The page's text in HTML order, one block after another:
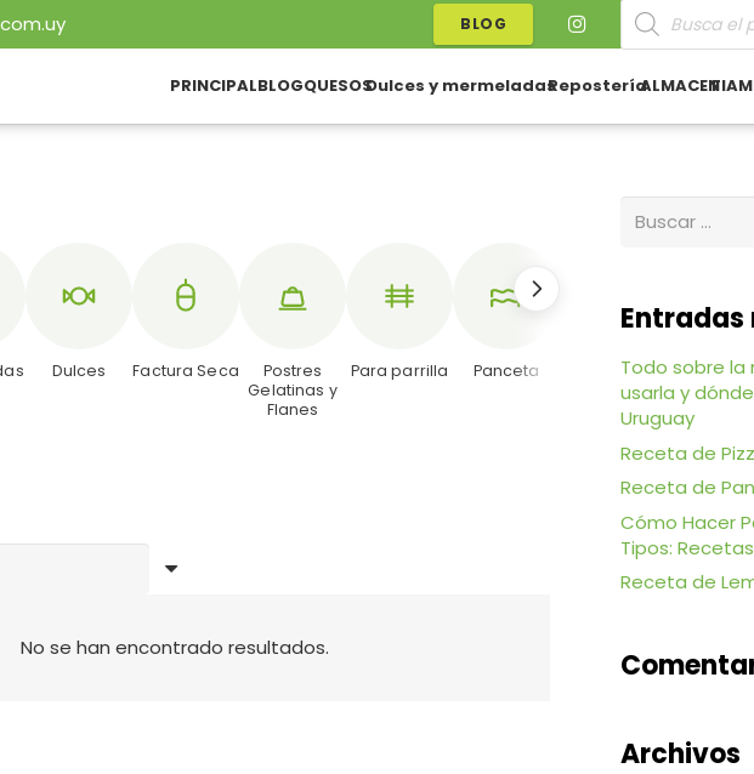
BLOG
Búsqueda
de
productos
PRINCIPALBLOGQUESOSDulces y mermeladasReposteríaALMACEN
Dulces Factura Seca
Postres
Gelatinas y
Flanes
Para parrilla Panceta Dieteticos Masas
No se han encontrado resultados.
Buscar:
Entradas
Todo sobre la
usarla y
Uruguay
Receta de
Receta de
Cómo Hacer
Tipos:
Receta de
Archivos